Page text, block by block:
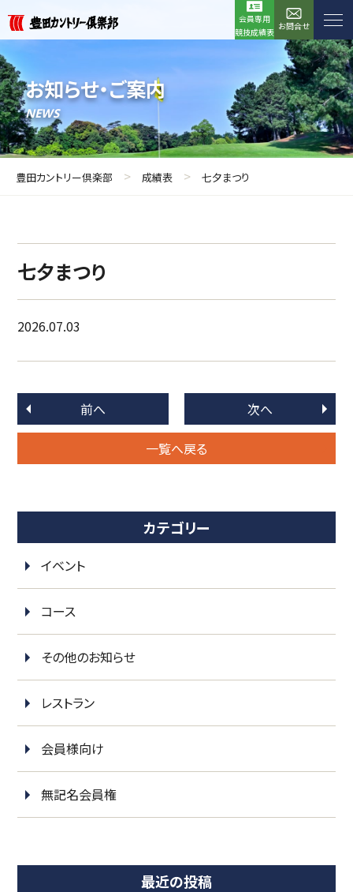
会員専用
競技成績表
お問合せ
お知らせ・ご案内
NEWS
豊田カントリー倶楽部 > 成績表 > 七夕まつり
七夕まつり
2026.07.03
前へ
一覧へ戻る
次へ
カテゴリー
イベント
コース
その他のお知らせ
レストラン
会員様向け
無記名会員権
最近の投稿